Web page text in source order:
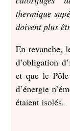
thermique
doivent plus
En revanche,
d’obligation
et que le Pôle
d’énergie
étaient isolés.